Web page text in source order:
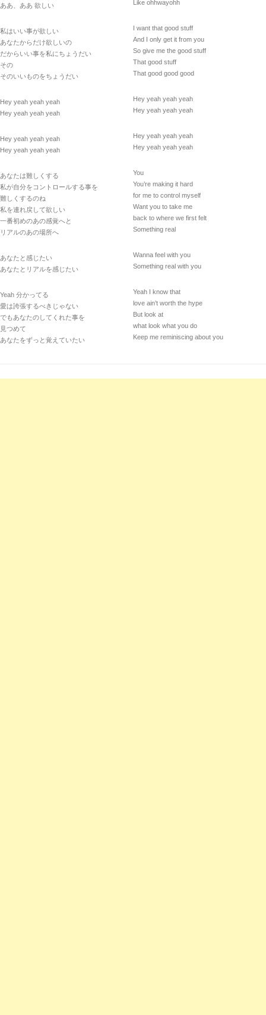
ああ、ああ 欲しい
私はいい事が欲しい
あなたからだけ欲しいの
だからいい事を私にちょうだい
その
そのいいものをちょうだい
Hey yeah yeah yeah
Hey yeah yeah yeah
Hey yeah yeah yeah
Hey yeah yeah yeah
あなたは難しくする
私が自分をコントロールする事を
難しくするのね
私を連れ戻して欲しい
一番初めのあの感覚へと
リアルのあの場所へ
あなたと感じたい
あなたとリアルを感じたい
Yeah 分かってる
愛は誇張するべきじゃない
でもあなたのしてくれた事を
見つめて
あなたをずっと覚えていたい
Like ohhwayohh
I want that good stuff
And I only get it from you
So give me the good stuff
That good stuff
That good good good
Hey yeah yeah yeah
Hey yeah yeah yeah
Hey yeah yeah yeah
Hey yeah yeah yeah
You
You’re making it hard
for me to control myself
Want you to take me
back to where we first felt
Something real
Wanna feel with you
Something real with you
Yeah I know that
love ain’t worth the hype
But look at
what look what you do
Keep me reminiscing about you